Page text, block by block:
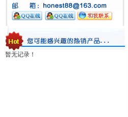
暂无记录！